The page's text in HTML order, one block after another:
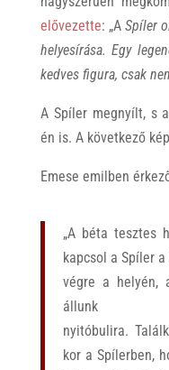
elővezette: „ASpíler
helyesírása. Egy
kedves figura, csak
A Spíler megnyílt, s
én is. A következő
Emese emilben
„A béta tesztes
kapcsol a Spíler
végre a helyén,
nyitóbulira.
kor a Spílerben,